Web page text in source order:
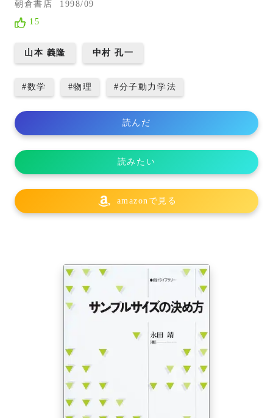
朝倉書店
1998/09
15
山本 義隆 中村 孔一
#数学 #物理 #分子動力学法
読んだ
読みたい
amazonで見る